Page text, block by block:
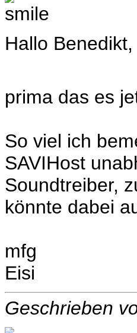
Hallo Benedikt,
prima das es
So viel ich
SAVIHost
Soundtreiber,
könnte dabei
mfg
Eisi
Geschrieben